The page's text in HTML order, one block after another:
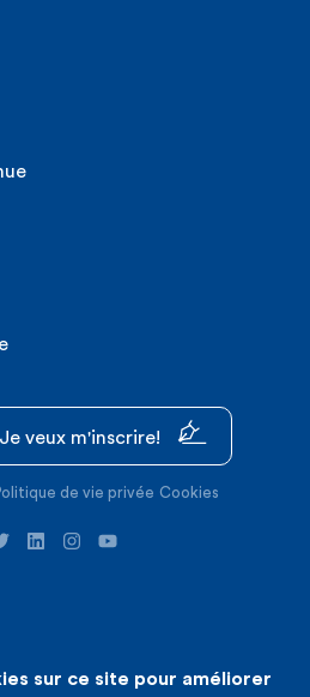
Je veux m'inscrire!
de vie privée Cookies
de site internet : Expansion
sur ce site pour améliorer